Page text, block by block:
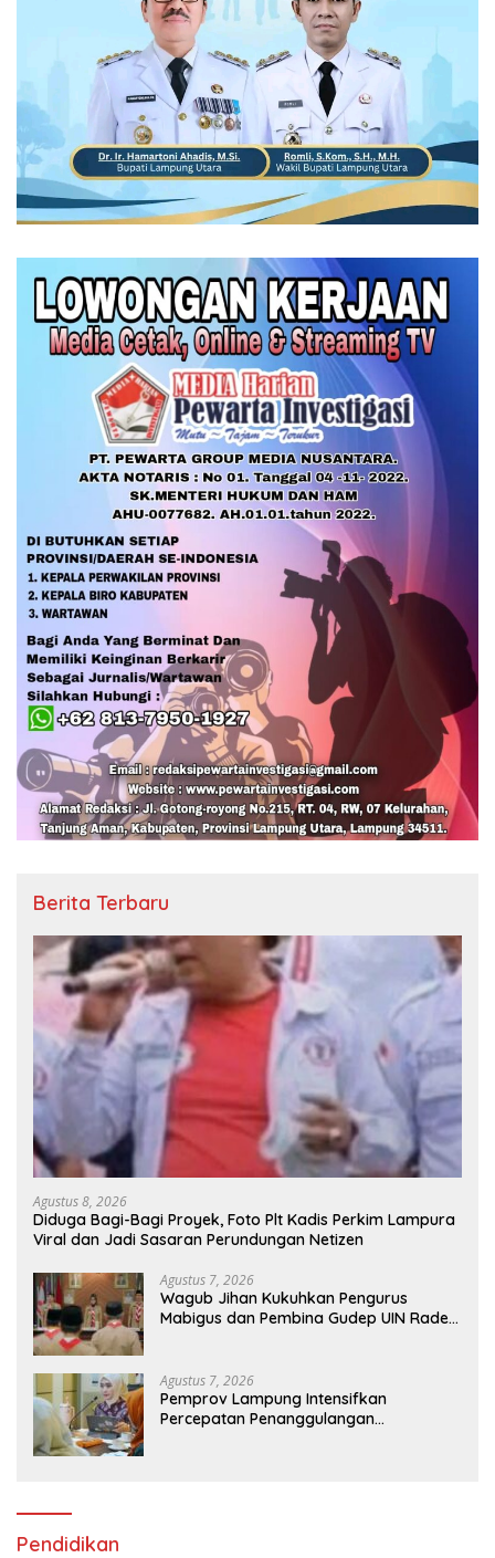
Berita Terbaru
Agustus 8, 2026
Diduga Bagi-Bagi Proyek, Foto Plt Kadis Perkim Lampura
Viral dan Jadi Sasaran Perundungan Netizen
Agustus 7, 2026
Wagub Jihan Kukuhkan Pengurus
Mabigus dan Pembina Gudep UIN Raden
Agustus 7, 2026
Pemprov Lampung Intensifkan
Percepatan Penanggulangan
Pendidikan